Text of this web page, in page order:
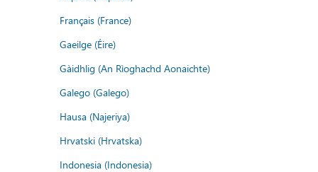
Français (France)
Gaeilge (Éire)
Gàidhlig (An Rìoghachd Aonaichte)
Galego (Galego)
Hausa (Najeriya)
Hrvatski (Hrvatska)
Indonesia (Indonesia)